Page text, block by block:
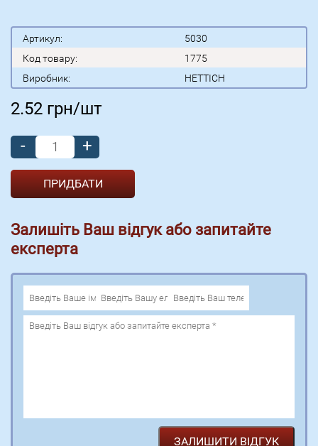
Артикул:
5030
Код товару:
1775
Виробник:
HETTICH
2.52 грн/шт
-
+
Залишіть Ваш відгук або запитайте
експерта